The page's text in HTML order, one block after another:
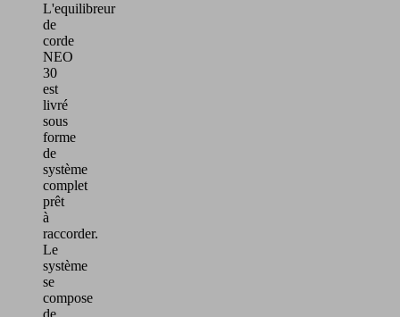
L'equilibreur
de
corde
NEO
30
est
livré
sous
forme
de
système
complet
prêt
à
raccorder.
Le
système
se
compose
de